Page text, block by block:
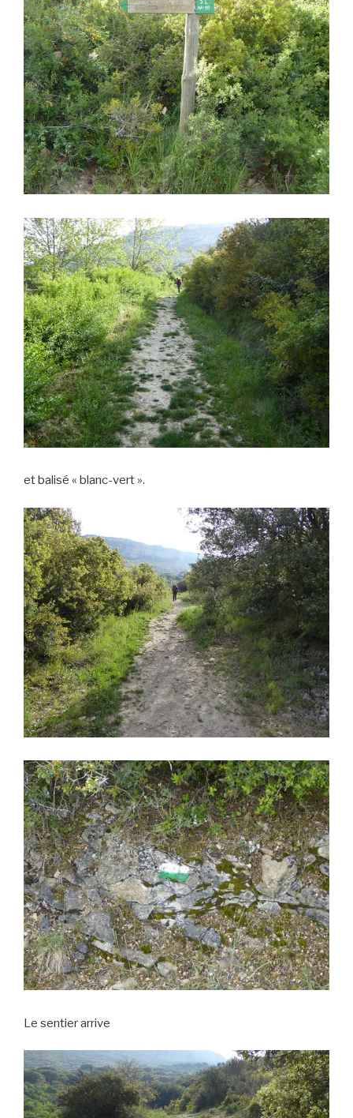
et balisé « blanc-vert ».
Le sentier arrive